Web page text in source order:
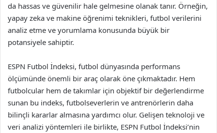
da hassas ve güvenilir hale gelmesine olanak tanır. Örneğin,
yapay zeka ve makine öğrenimi teknikleri, futbol verilerini
analiz etme ve yorumlama konusunda büyük bir
potansiyele sahiptir.
ESPN Futbol İndeksi, futbol dünyasında performans
ölçümünde önemli bir araç olarak öne çıkmaktadır. Hem
futbolcular hem de takımlar için objektif bir değerlendirme
sunan bu indeks, futbolseverlerin ve antrenörlerin daha
bilinçli kararlar almasına yardımcı olur. Gelişen teknoloji ve
veri analizi yöntemleri ile birlikte, ESPN Futbol İndeksi’nin